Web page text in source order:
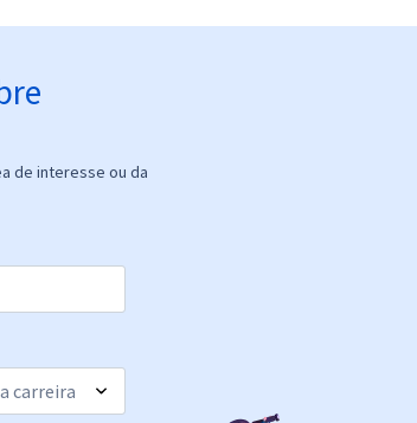
de interesse ou da